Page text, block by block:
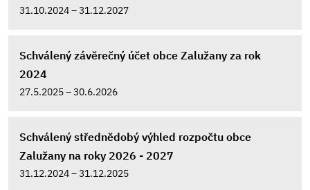
31.10.2024 – 31.12.2027
Schválený závěrečný účet obce Zalužany za rok
2024
27.5.2025 – 30.6.2026
Schválený střednědobý výhled rozpočtu obce
Zalužany na roky 2026 - 2027
31.12.2024 – 31.12.2025